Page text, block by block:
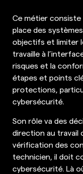
Ce métier consiste
place des
objectifs et limiter
travaille à
risques et la
étapes et points
protections,
cybersécurité.
Son rôle va des
direction au travail
vérification des
technicien, il doit
cybersécurité. Là